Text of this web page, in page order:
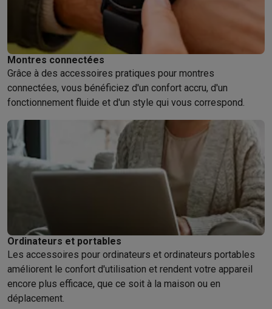
Montres connectées
Grâce à des accessoires pratiques pour montres
connectées, vous bénéficiez d'un confort accru, d'un
fonctionnement fluide et d'un style qui vous correspond.
Ordinateurs et portables
Les accessoires pour ordinateurs et ordinateurs portables
améliorent le confort d'utilisation et rendent votre appareil
encore plus efficace, que ce soit à la maison ou en
déplacement.